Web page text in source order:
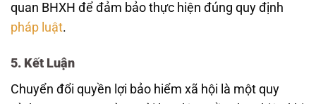
quan BHXH để đảm bảo thực hiện đúng quy định
pháp luật.
5. Kết Luận
Chuyển đổi quyền lợi bảo hiểm xã hội là một quy